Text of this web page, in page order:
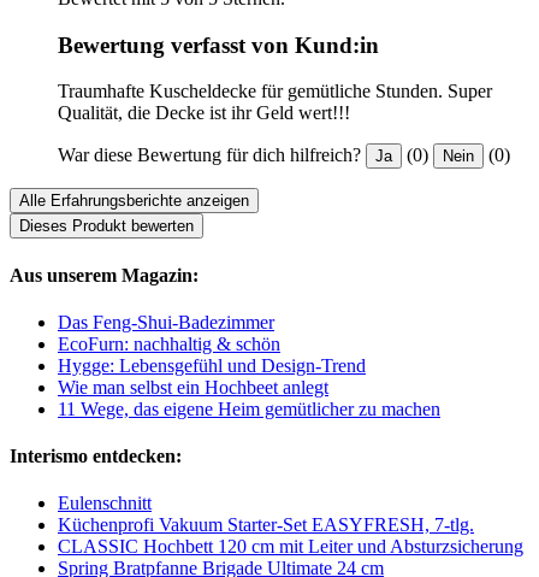
Bewertung verfasst von Kund:in
Traumhafte Kuscheldecke für gemütliche Stunden. Super
Qualität, die Decke ist ihr Geld wert!!!
War diese Bewertung für dich hilfreich? Ja (0) Nein (0)
Alle Erfahrungsberichte anzeigen
Dieses Produkt bewerten
Aus unserem Magazin:
Das Feng-Shui-Badezimmer
EcoFurn: nachhaltig & schön
Hygge: Lebensgefühl und Design-Trend
Wie man selbst ein Hochbeet anlegt
11 Wege, das eigene Heim gemütlicher zu machen
Interismo entdecken:
Eulenschnitt
Küchenprofi Vakuum Starter-Set EASYFRESH, 7-tlg.
CLASSIC Hochbett 120 cm mit Leiter und Absturzsicherung
Spring Bratpfanne Brigade Ultimate 24 cm